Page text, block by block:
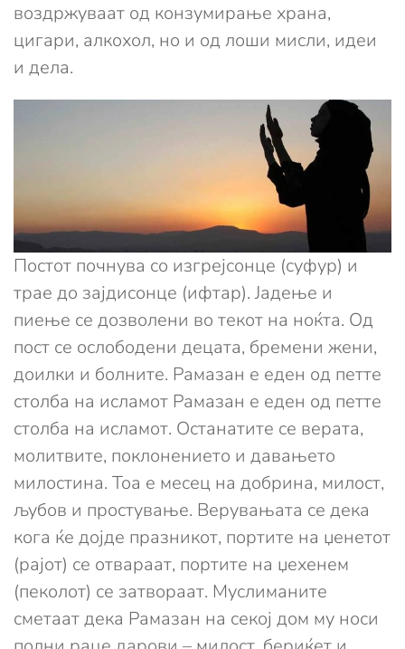
воздржуваат од конзумирање храна,
цигари, алкохол, но и од лоши мисли, идеи
и дела.
Постот почнува со изгрејсонце (суфур) и
трае до зајдисонце (ифтар). Јадење и
пиење се дозволени во текот на ноќта. Од
пост се ослободени децата, бремени жени,
доилки и болните. Рамазан е еден од петте
столба на исламот Рамазан е еден од петте
столба на исламот. Останатите се верата,
молитвите, поклонението и давањето
милостина. Тоа е месец на добрина, милост,
љубов и простување. Верувањата се дека
кога ќе дојде празникот, портите на џенетот
(рајот) се отвараат, портите на џехенем
(пеколот) се затвораат. Муслиманите
сметаат дека Рамазан на секој дом му носи